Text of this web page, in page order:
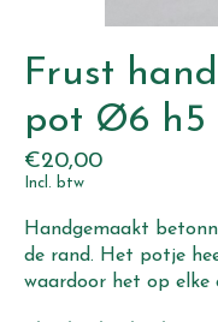
Frust
pot Ø6 h5
€20,00
Incl. btw
Handgemaakt
de rand. Het potje
waardoor het op elke